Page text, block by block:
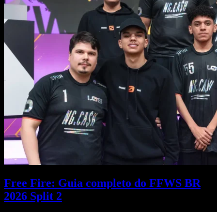
Free Fire: Guia completo do FFWS BR
2026 Split 2